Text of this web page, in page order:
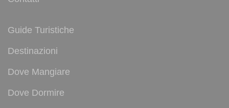
Guide Turistiche
Destinazioni
Dove Mangiare
Dove Dormire